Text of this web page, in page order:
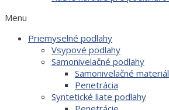
Menu
Priemyselné podlahy
Vsypové podlahy
Samonivelačné podlahy
Samonivelačné
Penetrácia
Syntetické liate podlahy